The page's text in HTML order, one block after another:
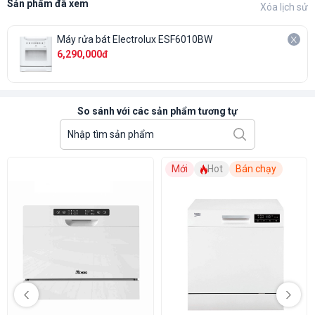
những bát đĩa bẩn nhiều, nồi chảo và các đồ dùng có thức
ăn đã khô. Với thời gian rửa 160 phút, chương trình này sử
dụng áp lực nước mạnh và nhiệt độ cao để loại bỏ hoàn
tức, mang lại sự tiện nghi cho người sử dụng.
Vận hành với độ ồn thấp
Một trong những điểm mạnh của Electrolux ESF6010BW là khả
năng vận hành êm ái. Độ ồn thấp của máy, chỉ khoảng 60 dB, cho
xem tivi mà không bị làm phiền. Điều này rất quan trọng cho
những gia đình sống trong không gian chật hẹp.
còn được trang bị nhiều chức năng tiện ích, giúp nâng cao hiệu
suất sử dụng và mang lại trải nghiệm tốt nhất cho người dùng
như: chức năng rửa nhanh, rửa ly chuyên dụng, đèn báo chu kỳ
Sản phẩm đã xem Xóa lịch sử
Máy rửa bát Electrolux ESF6010BW
6,290,000đ
So sánh với các sản phẩm tương tự
Mới Hot Bán chạy